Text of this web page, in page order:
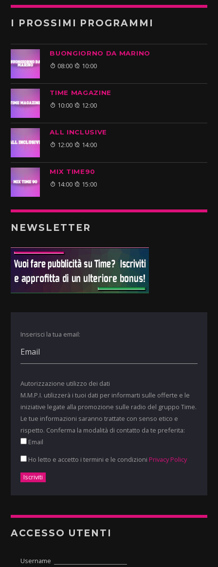
I PROSSIMI PROGRAMMI
BUONGIORNO DA MARINO
08:00 10:00
TIME MAGAZINE
10:00 12:00
ALL INCLUSIVE
12:00 14:00
MIX TIME90
14:00 15:00
NEWSLETTER
Inserisci la tua email:
Autorizzazione utilizzo dei dati
M.M.P.I. utilizzerà i tuoi dati per informarti sulle offerte e le
iniziative legate alla promozione sulle radio del gruppo Time.
Le tue informazioni saranno trattate con senso etico e
rispetto. Conferma la modalità di contatto da te preferita:
Email
Ho letto e accetto i termini e le condizioni Privacy Policy
ACCESSO UTENTI
Username